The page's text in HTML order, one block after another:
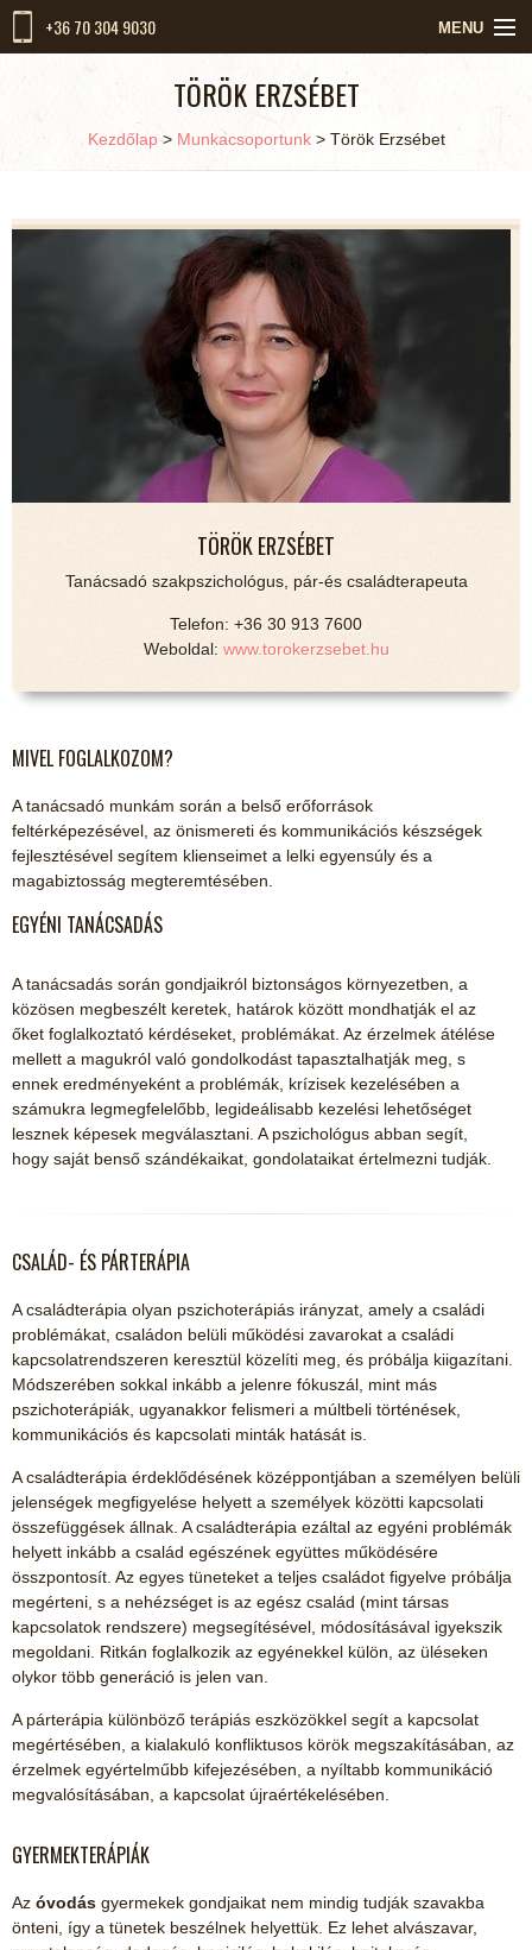
+36 70 304 9030 MENU
RÓLUNK
TÖRÖK ERZSÉBET
Kezdőlap> Munkacsoportunk> Török Erzsébet
TÖRÖK ERZSÉBET
Tanácsadó szakpszichológus, pár-és családterapeuta
Telefon: +36 30 913 7600
Weboldal: www.torokerzsebet.hu
MIVEL FOGLALKOZOM?
A tanácsadó munkám során a belső erőforrások
feltérképezésével, az önismereti és kommunikációs készségek
fejlesztésével segítem klienseimet a lelki egyensúly és a
magabiztosság megteremtésében.
EGYÉNI TANÁCSADÁS
A tanácsadás során gondjaikról biztonságos környezetben, a
közösen megbeszélt keretek, határok között mondhatják el az
őket foglalkoztató kérdéseket, problémákat. Az érzelmek átélése
mellett a magukról való gondolkodást tapasztalhatják meg, s
ennek eredményeként a problémák, krízisek kezelésében a
számukra legmegfelelőbb, legideálisabb kezelési lehetőséget
lesznek képesek megválasztani. A pszichológus abban segít,
hogy saját benső szándékaikat, gondolataikat értelmezni tudják.
CSALÁD- ÉS PÁRTERÁPIA
A családterápia olyan pszichoterápiás irányzat, amely a családi
problémákat, családon belüli működési zavarokat a családi
kapcsolatrendszeren keresztül közelíti meg, és próbálja kiigazítani.
Módszerében sokkal inkább a jelenre fókuszál, mint más
pszichoterápiák, ugyanakkor felismeri a múltbeli történések,
kommunikációs és kapcsolati minták hatását is.
A családterápia érdeklődésének középpontjában a személyen belüli
jelenségek megfigyelése helyett a személyek közötti kapcsolati
összefüggések állnak. A családterápia ezáltal az egyéni problémák
helyett inkább a család egészének együttes működésére
összpontosít. Az egyes tüneteket a teljes családot figyelve próbálja
megérteni, s a nehézséget is az egész család (mint társas
kapcsolatok rendszere) megsegítésével, módosításával igyekszik
megoldani. Ritkán foglalkozik az egyénekkel külön, az üléseken
olykor több generáció is jelen van.
A párterápia különböző terápiás eszközökkel segít a kapcsolat
megértésében, a kialakuló konfliktusos körök megszakításában, az
érzelmek egyértelműbb kifejezésében, a nyíltabb kommunikáció
megvalósításában, a kapcsolat újraértékelésében.
GYERMEKTERÁPIÁK
Az óvodás gyermekek gondjaikat nem mindig tudják szavakba
önteni, így a tünetek beszélnek helyettük. Ez lehet alvászavar,